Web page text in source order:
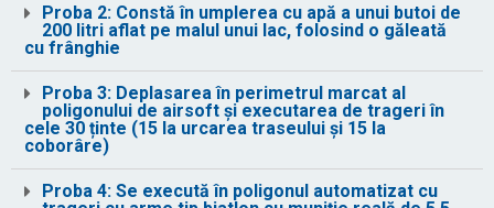
Proba 2: Constă în umplerea cu apă a unui butoi de
200 litri aflat pe malul unui lac, folosind o găleată
cu frânghie
Proba 3: Deplasarea în perimetrul marcat al
poligonului de airsoft și executarea de trageri în
cele 30 ținte (15 la urcarea traseului și 15 la
coborâre)
Proba 4: Se execută în poligonul automatizat cu